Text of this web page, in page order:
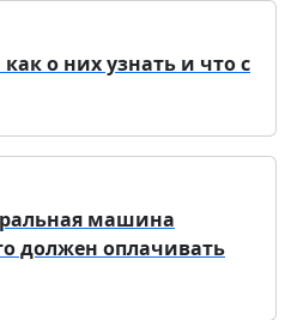
о них узнать и что с
машина
должен оплачивать